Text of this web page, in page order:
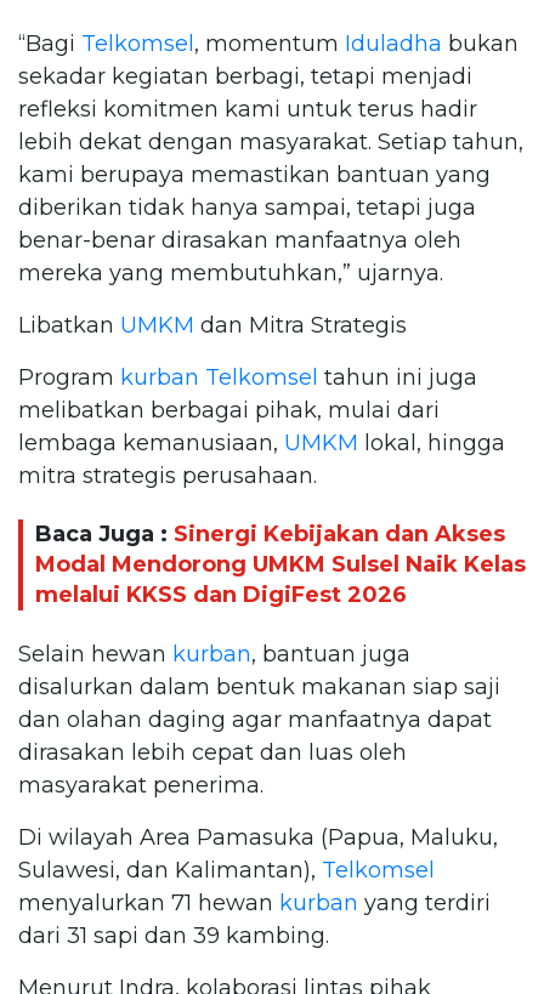
“Bagi Telkomsel , momentum Iduladha bukan
sekadar kegiatan berbagi, tetapi menjadi
refleksi komitmen kami untuk terus hadir
lebih dekat dengan masyarakat. Setiap tahun,
kami berupaya memastikan bantuan yang
diberikan tidak hanya sampai, tetapi juga
benar-benar dirasakan manfaatnya oleh
mereka yang membutuhkan,” ujarnya.
Libatkan UMKM dan Mitra Strategis
Program kurban Telkomsel tahun ini juga
melibatkan berbagai pihak, mulai dari
lembaga kemanusiaan, UMKM lokal, hingga
mitra strategis perusahaan.
Baca Juga : Sinergi Kebijakan dan Akses
Modal Mendorong UMKM Sulsel Naik Kelas
melalui KKSS dan DigiFest 2026
Selain hewan kurban, bantuan juga
disalurkan dalam bentuk makanan siap saji
dan olahan daging agar manfaatnya dapat
dirasakan lebih cepat dan luas oleh
masyarakat penerima.
Di wilayah Area Pamasuka (Papua, Maluku,
Sulawesi, dan Kalimantan), Telkomsel
menyalurkan 71 hewan kurban yang terdiri
dari 31 sapi dan 39 kambing.
Menurut Indra, kolaborasi lintas pihak